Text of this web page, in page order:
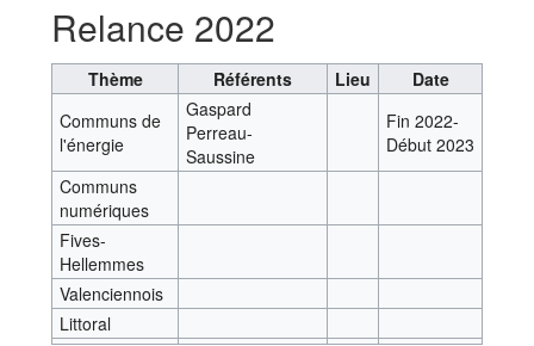
Relance 2022
Thème Référents Lieu
Date
Communs de
l'énergie
Gaspard
Perreau-
Saussine
Fin 2022-
Début 2023
Communs
numériques
Fives-
Hellemmes
Valenciennois
Littoral